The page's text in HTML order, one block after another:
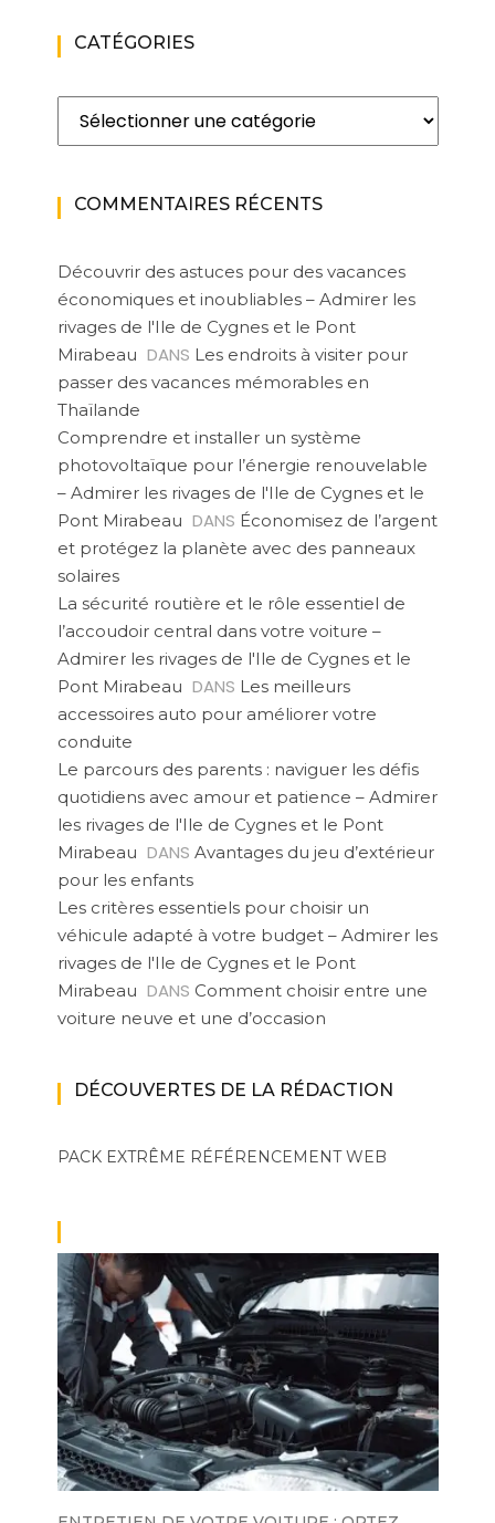
CATÉGORIES
Catégories
COMMENTAIRES RÉCENTS
Découvrir des astuces pour des vacances
économiques et inoubliables – Admirer les
rivages de l'Ile de Cygnes et le Pont
Mirabeau DANS Les endroits à visiter pour
passer des vacances mémorables en
Thaïlande
Comprendre et installer un système
photovoltaïque pour l’énergie renouvelable
– Admirer les rivages de l'Ile de Cygnes et le
Pont Mirabeau DANS Économisez de l’argent
et protégez la planète avec des panneaux
solaires
La sécurité routière et le rôle essentiel de
l’accoudoir central dans votre voiture –
Admirer les rivages de l'Ile de Cygnes et le
Pont Mirabeau DANS Les meilleurs
accessoires auto pour améliorer votre
conduite
Le parcours des parents : naviguer les défis
quotidiens avec amour et patience – Admirer
les rivages de l'Ile de Cygnes et le Pont
Mirabeau DANS Avantages du jeu d’extérieur
pour les enfants
Les critères essentiels pour choisir un
véhicule adapté à votre budget – Admirer les
rivages de l'Ile de Cygnes et le Pont
Mirabeau DANS Comment choisir entre une
voiture neuve et une d’occasion
DÉCOUVERTES DE LA RÉDACTION
PACK EXTRÊME RÉFÉRENCEMENT WEB